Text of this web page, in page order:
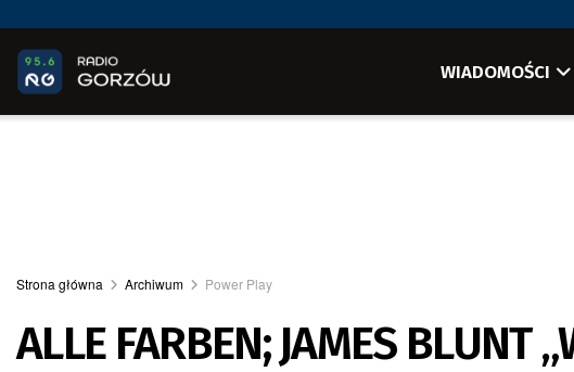
WIADOMOŚCI
Strona główna Archiwum Power Play
ALLE FARBEN; JAMES BLUNT